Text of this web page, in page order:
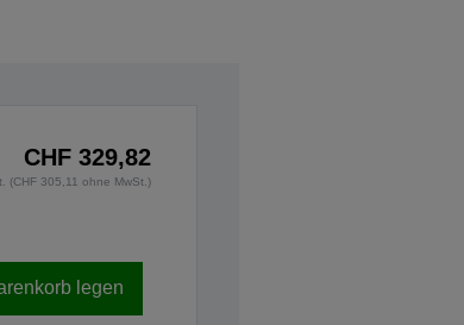
CHF 329,82
(CHF 305,11 ohne MwSt.)
legen